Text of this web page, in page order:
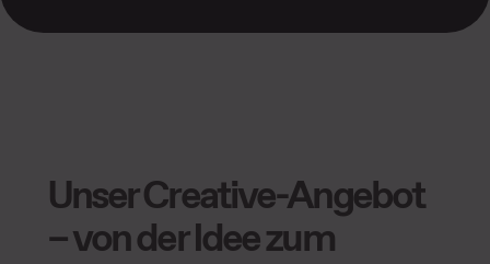
Unser Creative-Angebot
– von der Idee zum